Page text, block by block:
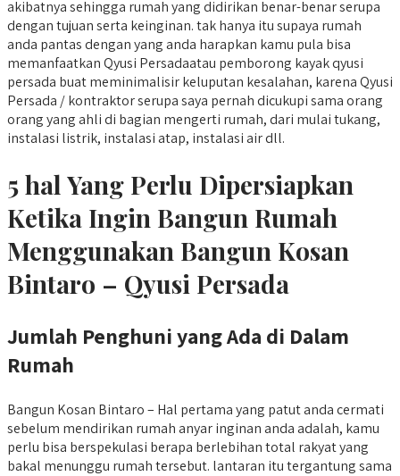
akibatnya sehingga rumah yang didirikan benar-benar serupa
dengan tujuan serta keinginan. tak hanya itu supaya rumah
anda pantas dengan yang anda harapkan kamu pula bisa
memanfaatkan Qyusi Persadaatau pemborong kayak qyusi
persada buat meminimalisir keluputan kesalahan, karena Qyusi
Persada / kontraktor serupa saya pernah dicukupi sama orang
orang yang ahli di bagian mengerti rumah, dari mulai tukang,
instalasi listrik, instalasi atap, instalasi air dll.
5 hal Yang Perlu Dipersiapkan
Ketika Ingin Bangun Rumah
Menggunakan Bangun Kosan
Bintaro – Qyusi Persada
Jumlah Penghuni yang Ada di Dalam
Rumah
Bangun Kosan Bintaro – Hal pertama yang patut anda cermati
sebelum mendirikan rumah anyar inginan anda adalah, kamu
perlu bisa berspekulasi berapa berlebihan total rakyat yang
bakal menunggu rumah tersebut. lantaran itu tergantung sama